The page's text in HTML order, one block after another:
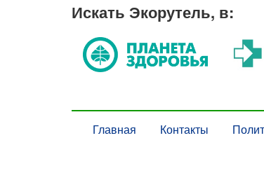
Искать Экорутель, в:
Главная Контакты